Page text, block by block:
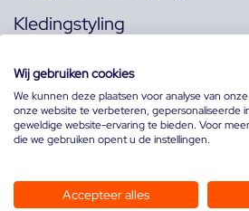
Kledingstyling
Volg ons op:
Wij gebruiken cookies
We kunnen deze plaatsen voor analyse van
onze website te verbeteren, gepersonaliseerde
geweldige website-ervaring te bieden. Voor
die we gebruiken opent u de instellingen.
Accepteer alles